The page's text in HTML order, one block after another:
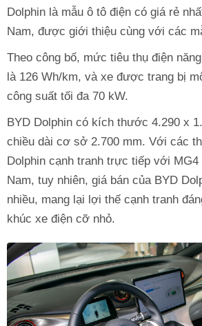
Dolphin là mẫu ô tô điện có giá rẻ
Nam, được giới thiệu cùng với các
Theo công bố, mức tiêu thụ điện
là 126 Wh/km, và xe được trang bị
công suất tối đa 70 kW.
BYD Dolphin có kích thước 4.290 x
chiều dài cơ sở 2.700 mm. Với các
Dolphin cạnh tranh trực tiếp với
Nam, tuy nhiên, giá bán của BYD
nhiều, mang lại lợi thế cạnh tranh
khúc xe điện cỡ nhỏ.